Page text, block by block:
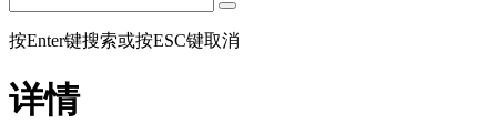
按Enter键搜索或按ESC键取消
详情